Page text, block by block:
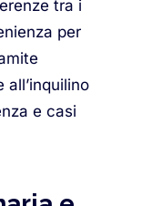
tra i
per
all’inquilino
e casi